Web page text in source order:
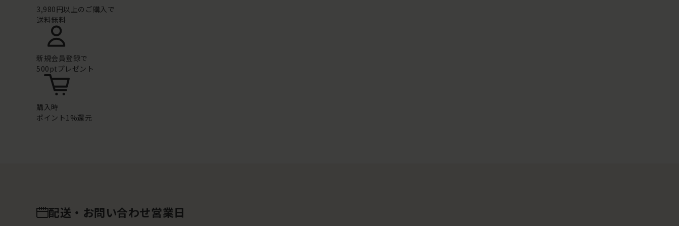
3,980円以上のご購入で
送料無料
新規会員登録で
500ptプレゼント
購入時
ポイント1%還元
配送・お問い合わせ営業日